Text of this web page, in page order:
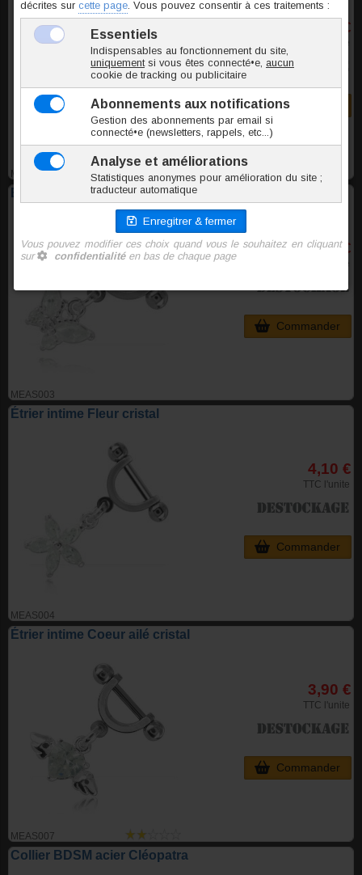
MFA003
3,90 €
TTC l'unite
Commander
Étrier intime Papillon cristal
MEAS003
4,10 €
TTC l'unite
Commander
Étrier intime Fleur cristal
MEAS004
4,10 €
TTC l'unite
Commander
Étrier intime Coeur ailé cristal
MEAS007
3,90 €
TTC l'unite
Commander
Collier BDSM acier Cléopatra